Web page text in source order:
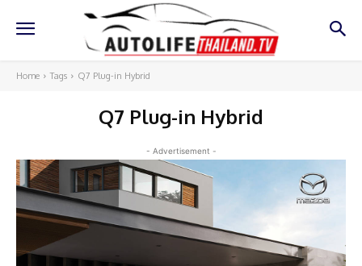
Home Tags Q7 Plug-in Hybrid
Q7 Plug-in Hybrid
- Advertisement -